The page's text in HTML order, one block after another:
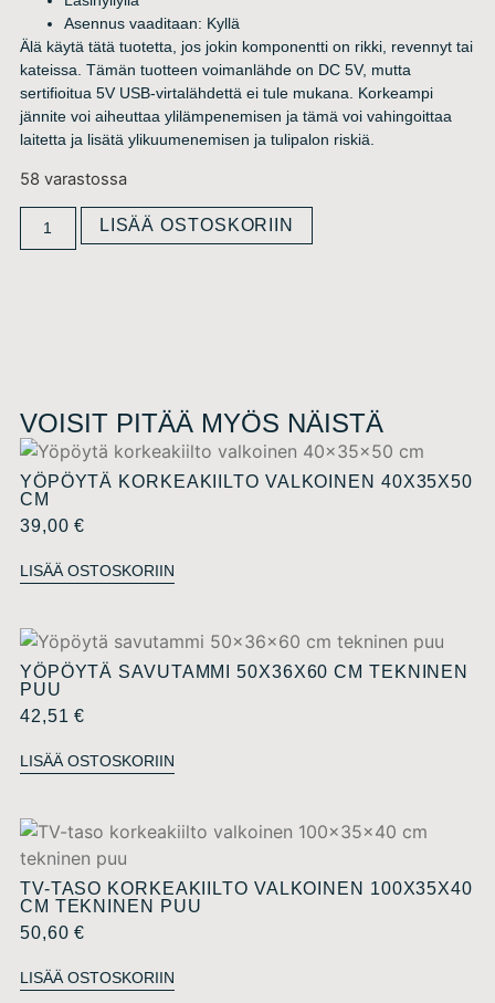
Asennus vaaditaan: Kyllä
Älä käytä tätä tuotetta, jos jokin komponentti on rikki, revennyt tai
kateissa. Tämän tuotteen voimanlähde on DC 5V, mutta
sertifioitua 5V USB-virtalähdettä ei tule mukana. Korkeampi
jännite voi aiheuttaa ylilämpenemisen ja tämä voi vahingoittaa
laitetta ja lisätä ylikuumenemisen ja tulipalon riskiä.
58 varastossa
LISÄÄ OSTOSKORIIN
VOISIT PITÄÄ MYÖS NÄISTÄ
YÖPÖYTÄ KORKEAKIILTO VALKOINEN 40X35X50
CM
39,00€
LISÄÄ OSTOSKORIIN
YÖPÖYTÄ SAVUTAMMI 50X36X60 CM TEKNINEN
PUU
42,51€
LISÄÄ OSTOSKORIIN
TV-TASO KORKEAKIILTO VALKOINEN 100X35X40
CM TEKNINEN PUU
50,60€
LISÄÄ OSTOSKORIIN